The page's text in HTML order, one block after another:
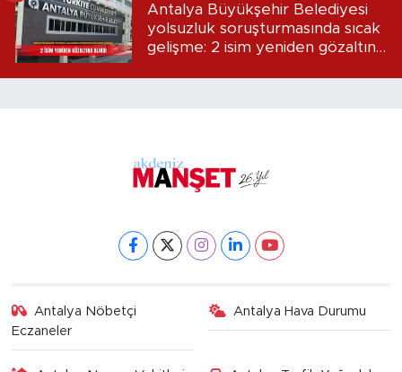
Antalya Büyükşehir Belediyesi
yolsuzluk soruşturmasında sıcak
gelişme: 2 isim yeniden gözaltına
Antalya Nöbetçi
Eczaneler
Antalya Hava Durumu